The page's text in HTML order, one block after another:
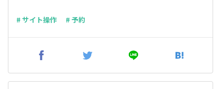
# サイト操作 # 予約